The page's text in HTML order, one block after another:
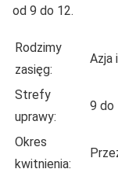
od 9 do 12.
Rodzimy
zasięg:
Azja
Strefy
uprawy:
9 do
Okres
kwitnienia: